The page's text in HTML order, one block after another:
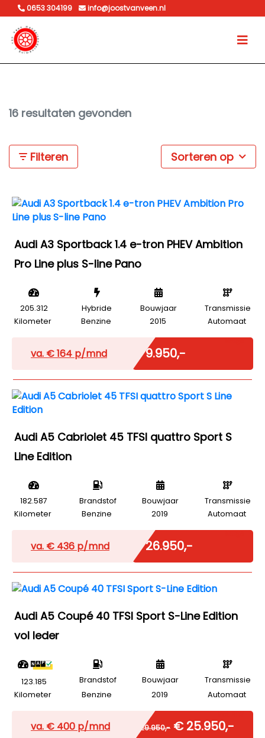
0653 304199 info@joostvanveen.nl
16 resultaten gevonden
Filteren Sorteren op
Audi A3 Sportback 1.4 e-tron PHEV Ambition
Pro Line plus S-line Pano
205.312
Kilometer
Hybride
Benzine
Bouwjaar
2015
Transmissie
Automaat
va. €164 p/mnd € 9.950,-
Audi A5 Cabriolet 45 TFSI quattro Sport S
Line Edition
182.587
Kilometer
Brandstof
Benzine
Bouwjaar
2019
Transmissie
Automaat
va. € 436 p/mnd € 26.950,-
Audi A5 Coupé 40 TFSI Sport S-Line Edition
vol leder
123.185
Kilometer
Brandstof
Benzine
Bouwjaar
2019
Transmissie
Automaat
va. € 400 p/mnd € 29.950,- € 25.950,-